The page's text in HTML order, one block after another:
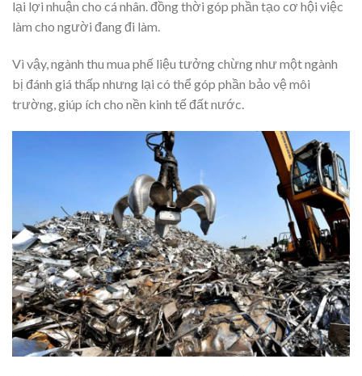
lại lợi nhuận cho cá nhân. đồng thời góp phần tạo cơ hội việc
làm cho người đang đi làm.
Vì vậy, ngành thu mua phế liệu tưởng chừng như một ngành
bị đánh giá thấp nhưng lại có thể góp phần bảo vệ môi
trường, giúp ích cho nền kinh tế đất nước.